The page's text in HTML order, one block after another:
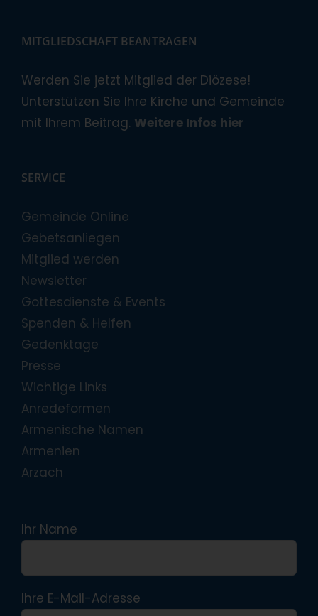
MITGLIEDSCHAFT BEANTRAGEN
Werden Sie jetzt Mitglied der Diözese!
Unterstützen Sie Ihre Kirche und Gemeinde
mit Ihrem Beitrag. Weitere Infos hier
SERVICE
Gemeinde Online
Gebetsanliegen
Mitglied werden
Newsletter
Gottesdienste & Events
Spenden & Helfen
Gedenktage
Presse
Wichtige Links
Anredeformen
Armenische Namen
Armenien
Arzach
Ihr Name
Ihre E-Mail-Adresse